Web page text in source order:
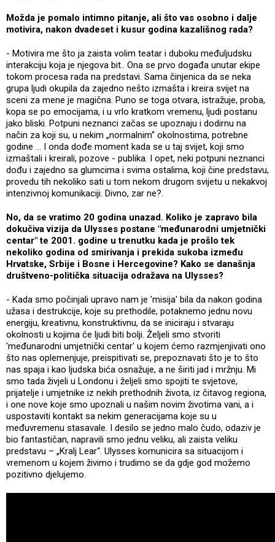
Možda je pomalo intimno pitanje, ali što vas osobno i dalje
motivira, nakon dvadeset i kusur godina kazališnog rada?
- Motivira me što ja zaista volim teatar i duboku međuljudsku
interakciju koja je njegova bit.. Ona se prvo događa unutar ekipe
tokom procesa rada na predstavi. Sama činjenica da se neka
grupa ljudi okupila da zajedno nešto izmašta i kreira svijet na
sceni za mene je magična. Puno se toga otvara, istražuje, proba,
kopa se po emocijama, i u vrlo kratkom vremenu, ljudi postanu
jako bliski. Potpuni neznanci začas se upoznaju i dodirnu na
način za koji su, u nekim „normalnim“ okolnostima, potrebne
godine … I onda dođe moment kada se u taj svijet, koji smo
izmaštali i kreirali, pozove - publika. I opet, neki potpuni neznanci
dođu i zajedno sa glumcima i svima ostalima, koji čine predstavu,
provedu tih nekoliko sati u tom nekom drugom svijetu u nekakvoj
intenzivnoj komunikaciji. Divno, zar ne?.
No, da se vratimo 20 godina unazad. Koliko je zapravo bila
dokučiva vizija da Ulysses postane "međunarodni umjetnički
centar" te 2001. godine u trenutku kada je prošlo tek
nekoliko godina od smirivanja i prekida sukoba između
Hrvatske, Srbije i Bosne i Hercegovine? Kako se današnja
društveno-politička situacija odražava na Ulysses?
- Kada smo počinjali upravo nam je 'misija' bila da nakon godina
užasa i destrukcije, koje su prethodile, potaknemo jednu novu
energiju, kreativnu, konstruktivnu, da se iniciraju i stvaraju
okolnosti u kojima će ljudi biti bolji. Željeli smo stvoriti
'međunarodni umjetnički centar' u kojem ćemo razmjenjivati ono
što nas oplemenjuje, preispitivati se, prepoznavati što je to što
nas spaja i kao ljudska bića osnažuje, a ne širiti jad i mržnju. Mi
smo tada živjeli u Londonu i željeli smo spojiti te svjetove,
prijatelje i umjetnike iz nekih prethodnih života, iz čitavog regiona,
i one nove koje smo upoznali u našim novim životima vani, a i
uspostaviti kontakt sa nekim generacijama koje su u
međuvremenu stasavale. I desilo se jedno malo čudo, odaziv je
bio fantastičan, napravili smo jednu veliku, ali zaista veliku
predstavu – „Kralj Lear“. Ulysses komunicira sa situacijom i
vremenom u kojem živimo i trudimo se da gdje god možemo
pozitivno djelujemo.